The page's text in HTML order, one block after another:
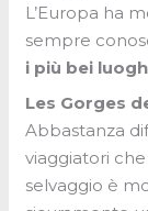
L’Europa ha
sempre
i più bei
Les Gorges
Abbastanza
viaggiatori
selvaggio è